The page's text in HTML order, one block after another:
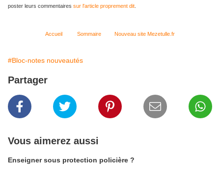
poster leurs commentaires sur l'article proprement dit
Accueil Sommaire Nouveau site Mezetulle.fr
#Bloc-notes nouveautés
Partager
Vous aimerez aussi
Enseigner sous protection policière ?